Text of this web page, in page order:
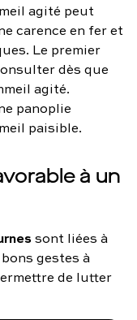
agité peut
carence en fer et
Le premier
dès que
agité.
panoplie
paisible.
à un
sont liées à
gestes à
de lutter